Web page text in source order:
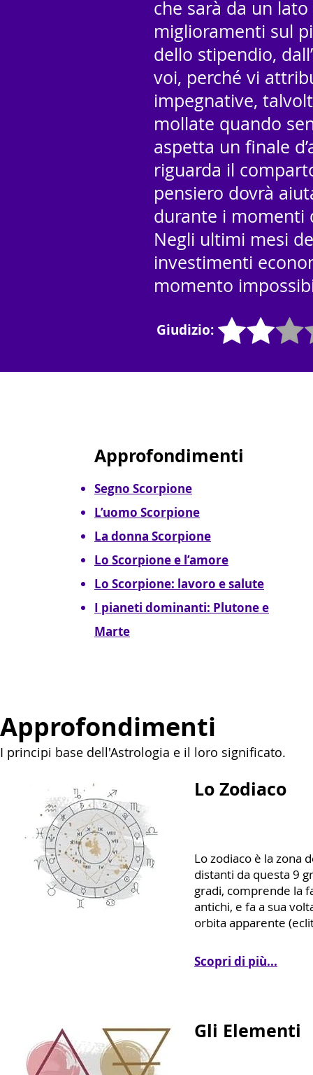
che sarà da un
miglioramenti sul
dello stipendio,
voi, perché vi
impegnative,
mollate quando
aspetta un finale
riguarda il
pensiero dovrà
durante i momenti
Negli ultimi mesi
investimenti
momento
Giudizio:
Approfondimenti
Segno Scorpione
L’uomo Scorpione
La donna Scorpione
Lo Scorpione e l’amore
Lo Scorpione: lavoro e salute
I pianeti dominanti: Plutone e
Marte
Approfondimenti
I principi base dell'Astrologia e il loro significato.
Lo Zodiaco
Lo zodiaco è la zona
distanti da questa 9
gradi, comprende la
antichi, e fa a sua
orbita apparente
Scopri di più...
Gli Elementi